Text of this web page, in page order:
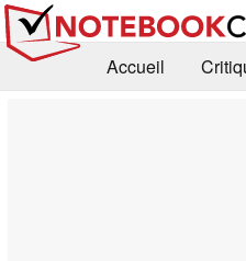
Accueil